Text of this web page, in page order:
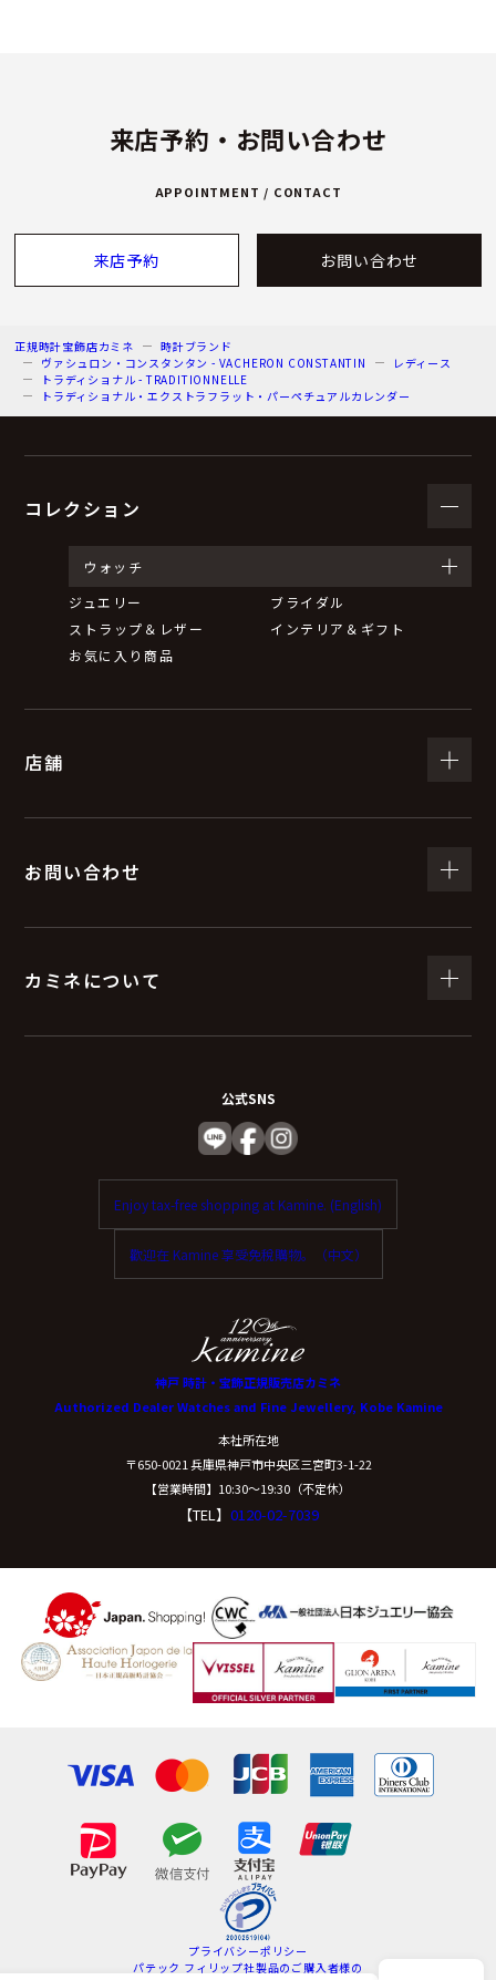
来店予約・お問い合わせ
APPOINTMENT / CONTACT
来店予約 お問い合わせ
正規時計宝飾店カミネ
時計ブランド
ヴァシュロン・コンスタンタン - VACHERON CONSTANTIN
レディース
トラディショナル - TRADITIONNELLE
トラディショナル・エクストラフラット・パーペチュアルカレンダー
コレクション
ウォッチ
ジュエリー
ブライダル
ストラップ＆レザー
インテリア＆ギフト
お気に入り商品
店舗
お問い合わせ
カミネについて
公式SNS
Enjoy tax-free shopping at Kamine. (English)
歡迎在 Kamine 享受免稅購物。（中文）
神戸 時計・宝飾正規販売店カミネ
Authorized Dealer Watches and Fine Jewellery, Kobe Kamine
本社所在地
〒650-0021 兵庫県神戸市中央区三宮町3-1-22
【営業時間】10:30〜19:30（不定休）
【TEL】 0120-02-7039
プライバシーポリシー
パテック フィリップ社製品のご購入者様の